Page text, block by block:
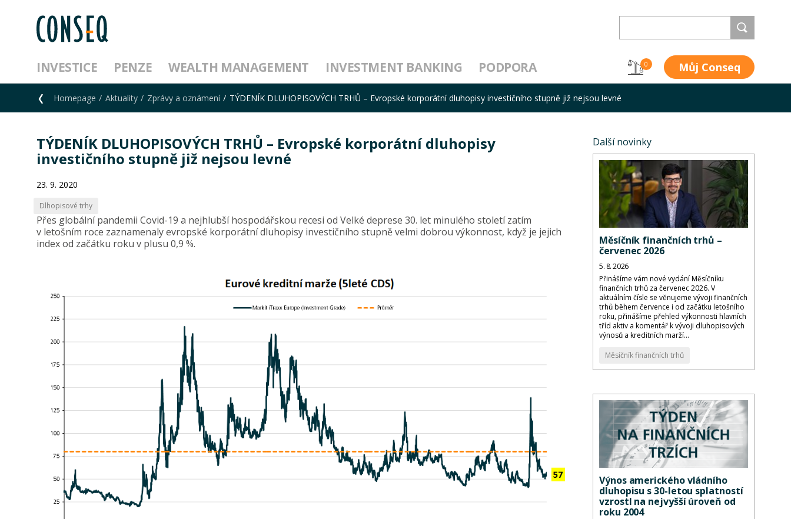
INVESTICE PENZE WEALTH MANAGEMENT INVESTMENT BANKING PODPORA 0 Můj Conseq
Homepage Aktuality Zprávy a oznámení TÝDENÍK DLUHOPISOVÝCH TRHŮ – Evropské korporátní dluhopisy investičního stupně již nejsou levné
TÝDENÍK DLUHOPISOVÝCH TRHŮ – Evropské korporátní dluhopisy
investičního stupně již nejsou levné
23. 9. 2020
Dlhopisové trhy
Přes globální pandemii Covid-19 a nejhlubší hospodářskou recesi od Velké deprese 30. let minulého století zatím
v letošním roce zaznamenaly evropské korporátní dluhopisy investičního stupně velmi dobrou výkonnost, když je jejich
index od začátku roku v plusu 0,9 %.
Další novinky
Měsíčník finančních trhů –
červenec 2026
5. 8. 2026
Přinášíme vám nové vydání Měsíčníku
finančních trhů za červenec 2026. V
aktuálním čísle se věnujeme vývoji finančních
trhů během července i od začátku letošního
roku, přinášíme přehled výkonnosti hlavních
tříd aktiv a komentář k vývoji dluhopisových
výnosů a kreditních marží...
Měsíčník finančních trhů
Výnos amerického vládního
dluhopisu s 30-letou splatností
vzrostl na nejvyšší úroveň od
roku 2004